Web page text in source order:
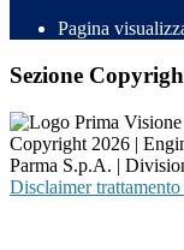
Pagina
Sezione
Copyright 2026 |
Parma S.p.A. |
Disclaimer